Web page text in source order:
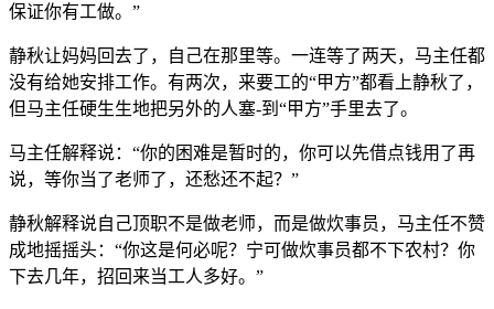
保证你有工做。”
静秋让妈妈回去了，自己在那里等。一连等了两天，马主任都
没有给她安排工作。有两次，来要工的“甲方”都看上静秋了，
但马主任硬生生地把另外的人塞-到“甲方”手里去了。
马主任解释说：“你的困难是暂时的，你可以先借点钱用了再
说，等你当了老师了，还愁还不起？”
静秋解释说自己顶职不是做老师，而是做炊事员，马主任不赞
成地摇摇头：“你这是何必呢？宁可做炊事员都不下农村？你
下去几年，招回来当工人多好。”